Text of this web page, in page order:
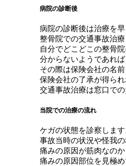
病院の診断後
病院の診断後は治療を早
整骨院での交通事故治
自分でどこどこの整骨
分からないようであれ
その際は保険会社の名
保険会社の了承が得ら
交通事故治療は窓口で
当院での治療の流れ
ケガの状態を診察します
事故当時の状況や怪我
痛みの原因が筋肉なの
痛みの原因部位を見極